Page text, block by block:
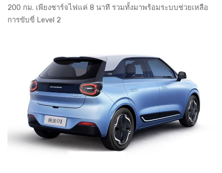
200 กม. เพียงชาร์จไฟแค่ 8 นาที รวมทั้งมาพร้อมระบบช่วยเหลือ
การขับขี่ Level 2